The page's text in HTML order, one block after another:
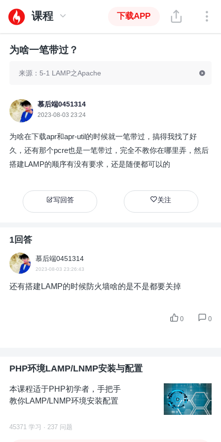
课程 下载APP
为啥一笔带过？
来源：5-1 LAMP之Apache
慕后端0451314
2023-08-03 23:24
为啥在下载apr和apr-util的时候就一笔带过，搞得我找了好
久，还有那个pcre也是一笔带过，完全不教你在哪里弄，然后
搭建LAMP的顺序有没有要求，还是随便都可以的
写回答 关注
1回答
慕后端0451314
2023-08-03 23:26:43
还有搭建LAMP的时候防火墙啥的是不是都要关掉
0
0
PHP环境LAMP/LNMP安装与配置
本课程适于PHP初学者，手把手
教你LAMP/LNMP环境安装配置
45371 学习 · 237 问题